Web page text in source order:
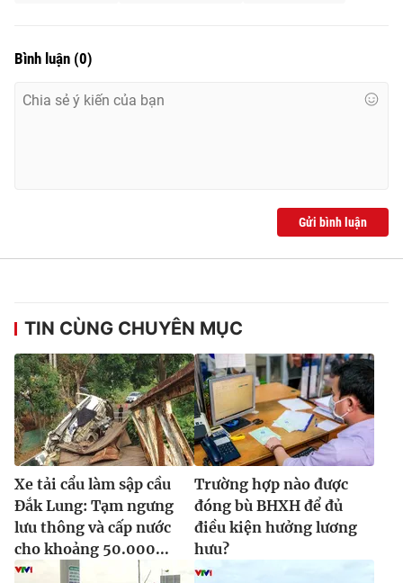
Bình luận (0)
Gửi bình luận
TIN CÙNG CHUYÊN MỤC
Xe tải cẩu làm sập cầu
Đắk Lung: Tạm ngưng
lưu thông và cấp nước
cho khoảng 50.000...
Trường hợp nào được
đóng bù BHXH để đủ
điều kiện hưởng lương
hưu?